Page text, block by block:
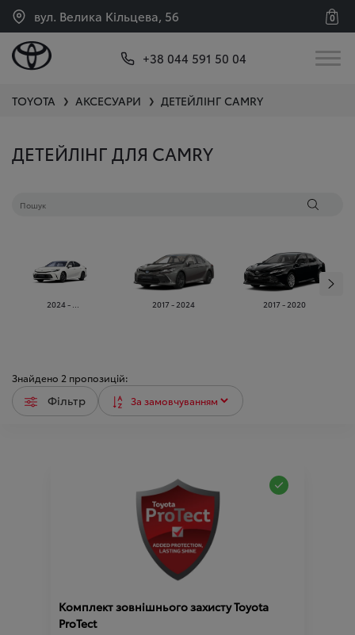
вул. Велика Кільцева, 56 0
+38 044 591 50 04
TOYOTA ❯ АКСЕСУАРИ ❯ ДЕТЕЙЛІНГ CAMRY
ДЕТЕЙЛІНГ ДЛЯ CAMRY
2024 - ... 2017 - 2024 2017 - 2020
Знайдено 2 пропозицій:
Фільтр
Комплект зовнішнього захисту Toyota
ProTect